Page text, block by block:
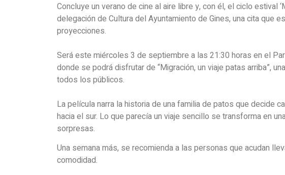
Concluye un verano de cine al aire libre y, con él, el ciclo estival
delegación de Cultura del Ayuntamiento de Gines, una cita que
proyecciones.
Será este miércoles 3 de septiembre a las 21:30 horas en el
donde se podrá disfrutar de “Migración, un viaje patas arriba”,
todos los públicos.
La película narra la historia de una familia de patos que decide
hacia el sur. Lo que parecía un viaje sencillo se transforma en
sorpresas.
Una semana más, se recomienda a las personas que acudan
comodidad.